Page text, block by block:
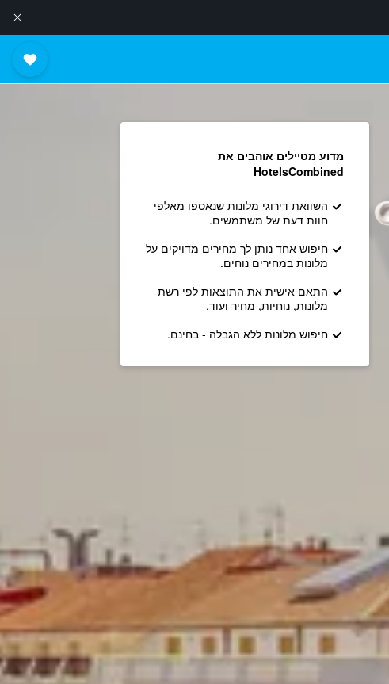
מדוע מטיילים אוהבים את
HotelsCombined
השוואת דירוגי מלונות שנאספו מאלפי
חוות דעת של משתמשים.
חיפוש אחד נותן לך מחירים מדויקים על
מלונות במחירים נוחים.
התאם אישית את התוצאות לפי רשת
מלונות, נוחיות, מחיר ועוד.
חיפוש מלונות ללא הגבלה - בחינם.